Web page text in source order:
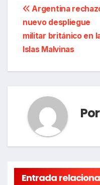
de
entradas
Argentina
nuevo despliegue
militar británico en
Islas Malvinas
Por
Entrada